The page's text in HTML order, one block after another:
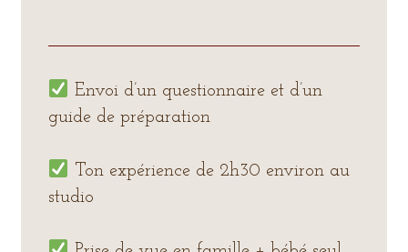
Envoi d’un questionnaire et d’un
guide de préparation
Ton expérience de 2h30 environ au
studio